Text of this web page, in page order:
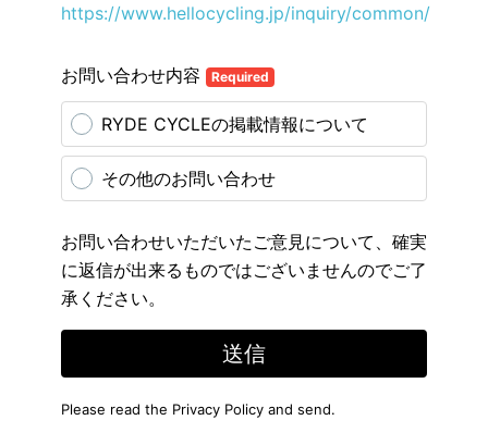
https://www.hellocycling.jp/inquiry/common/
お問い合わせ内容 Required
RYDE CYCLEの掲載情報について
その他のお問い合わせ
お問い合わせいただいたご意見について、確実
に返信が出来るものではございませんのでご了
承ください。
送信
Please read the Privacy Policy and send.